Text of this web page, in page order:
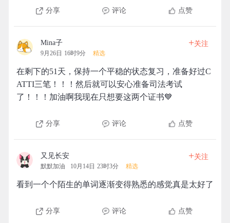
分享 评论 点赞
Mina子
9月26日 16时9分 精选
+关注
在剩下的51天，保持一个平稳的状态复习，准备好过C
ATTI三笔！！！然后就可以安心准备司法考试
了！！！加油啊我现在只想要这两个证书💙
分享 评论 点赞
又见长安
默默加油 10月14日 23时3分 精选
+关注
看到一个个陌生的单词逐渐变得熟悉的感觉真是太好了
分享 评论 点赞